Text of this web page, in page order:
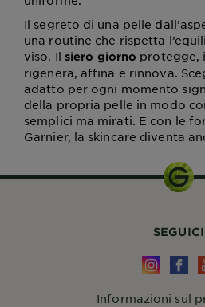
Il segreto di una pelle
una routine che rispetta
viso. Il siero giorno protegge,
rigenera, affina e rinnova.
adatto per ogni momento
della propria pelle in modo
semplici ma mirati. E con le
Garnier, la skincare diventa
SEGUICI
Informazioni sul